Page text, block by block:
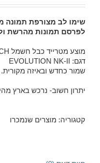
שימו לב מצורפת תמונה
לפרסם תמונות מהרשת
מוצע מטרייד כבל חשמל FURUTECH
דגם: EVOLUTION NK-II
שמור כחדש ובאיזה מקורית.
יתרון חשוב- נרכש בארץ
קטגוריה: מוצרים שנמכרו